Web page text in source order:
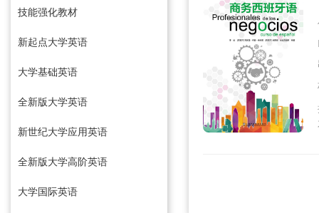
技能强化教材
新起点大学英语
大学基础英语
全新版大学英语
新世纪大学应用英语
全新版大学高阶英语
大学国际英语